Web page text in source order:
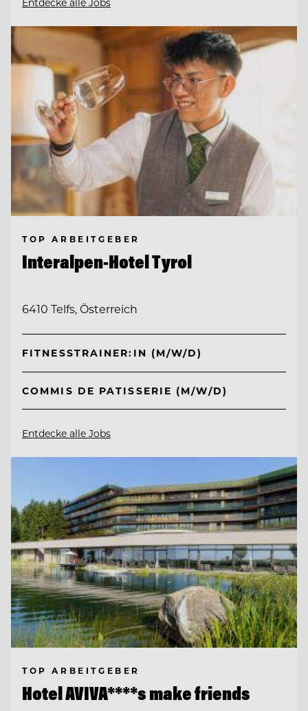
TOP ARBEITGEBER
Interalpen-Hotel Tyrol
6410 Telfs, Österreich
FITNESSTRAINER:IN (M/W/D)
COMMIS DE PATISSERIE (M/W/D)
Entdecke alle Jobs
TOP ARBEITGEBER
Hotel AVIVA****s make friends